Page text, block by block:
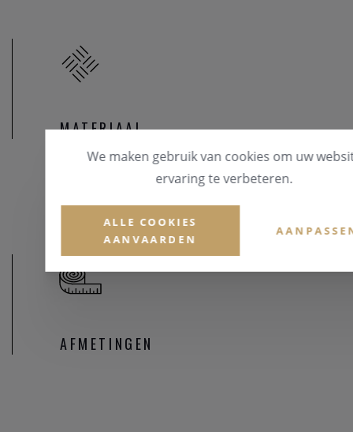
MATERIAAL
MATERIAAL & KLEUR
AFMETINGEN
We maken gebruik van cookies om uw
ervaring te verbeteren.
ALLE COOKIES
AANVAARDEN